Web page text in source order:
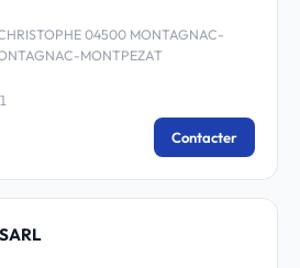
04500 MONTAGNAC-
MONTPEZAT
Contacter